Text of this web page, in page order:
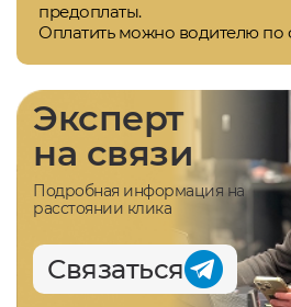
предоплаты.
Оплатить можно водителю по
Эксперт
на связи
Подробная информация на
расстоянии клика
Связаться